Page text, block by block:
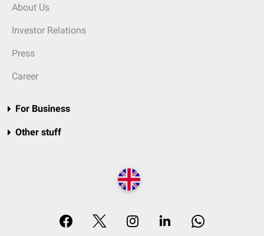
About Us
Investor Relations
Press
Career
For Business
Other stuff